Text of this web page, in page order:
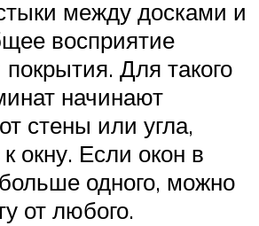
между досками и
восприятие
покрытия. Для такого
начинают
стены или угла,
окну. Если окон в
одного, можно
от любого.